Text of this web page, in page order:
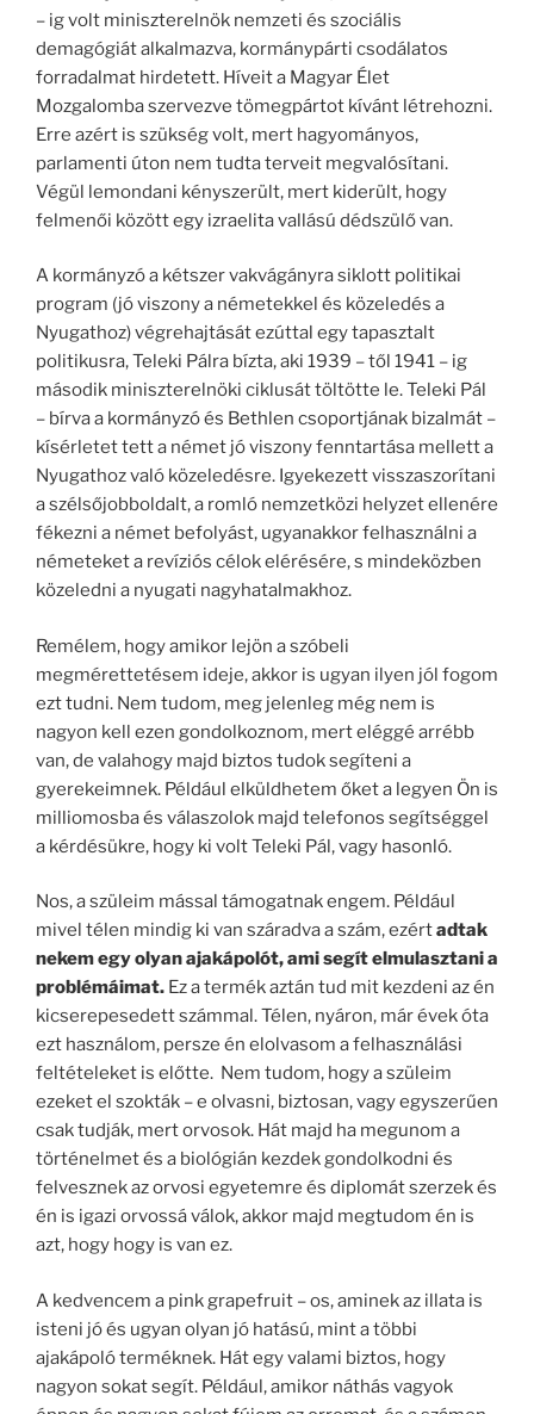
– ig volt miniszterelnök nemzeti és szociális
demagógiát alkalmazva, kormánypárti csodálatos
forradalmat hirdetett. Híveit a Magyar Élet
Mozgalomba szervezve tömegpártot kívánt létrehozni.
Erre azért is szükség volt, mert hagyományos,
parlamenti úton nem tudta terveit megvalósítani.
Végül lemondani kényszerült, mert kiderült, hogy
felmenői között egy izraelita vallású dédszülő van.
A kormányzó a kétszer vakvágányra siklott politikai
program (jó viszony a németekkel és közeledés a
Nyugathoz) végrehajtását ezúttal egy tapasztalt
politikusra, Teleki Pálra bízta, aki 1939 – től 1941 – ig
második miniszterelnöki ciklusát töltötte le. Teleki Pál
– bírva a kormányzó és Bethlen csoportjának bizalmát –
kísérletet tett a német jó viszony fenntartása mellett a
Nyugathoz való közeledésre. Igyekezett visszaszorítani
a szélsőjobboldalt, a romló nemzetközi helyzet ellenére
fékezni a német befolyást, ugyanakkor felhasználni a
németeket a revíziós célok elérésére, s mindeközben
közeledni a nyugati nagyhatalmakhoz.
Remélem, hogy amikor lejön a szóbeli
megmérettetésem ideje, akkor is ugyan ilyen jól fogom
ezt tudni. Nem tudom, meg jelenleg még nem is
nagyon kell ezen gondolkoznom, mert eléggé arrébb
van, de valahogy majd biztos tudok segíteni a
gyerekeimnek. Például elküldhetem őket a legyen Ön is
milliomosba és válaszolok majd telefonos segítséggel
a kérdésükre, hogy ki volt Teleki Pál, vagy hasonló.
Nos, a szüleim mással támogatnak engem. Például
mivel télen mindig ki van száradva a szám, ezértadtak
nekem egy olyan ajakápolót, ami segít elmulasztani a
problémáimat. Ez a termék aztán tud mit kezdeni az én
kicserepesedett számmal. Télen, nyáron, már évek óta
ezt használom, persze én elolvasom a felhasználási
feltételeket is előtte. Nem tudom, hogy a szüleim
ezeket el szokták – e olvasni, biztosan, vagy egyszerűen
csak tudják, mert orvosok. Hát majd ha megunom a
történelmet és a biológián kezdek gondolkodni és
felvesznek az orvosi egyetemre és diplomát szerzek és
én is igazi orvossá válok, akkor majd megtudom én is
azt, hogy hogy is van ez.
A kedvencem a pink grapefruit – os, aminek az illata is
isteni jó és ugyan olyan jó hatású, mint a többi
ajakápoló terméknek. Hát egy valami biztos, hogy
nagyon sokat segít. Például, amikor náthás vagyok